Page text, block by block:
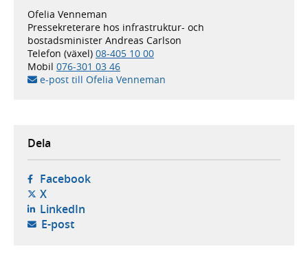
Ofelia Venneman
Pressekreterare hos infrastruktur- och
bostadsminister Andreas Carlson
Telefon (växel) 08-405 10 00
Mobil 076-301 03 46
e-post till Ofelia Venneman
Dela
Facebook- öppnas i ny flik, extern webbplats,
X- öppnas i ny flik, extern webbplats,
LinkedIn- öppnas i ny flik, extern webbplats,
E-post- öppnar din e-postklient,